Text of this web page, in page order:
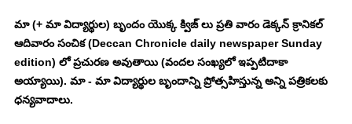
మా (+ మా విద్యార్థుల) బృందం యొక్క క్విజ్ లు ప్రతి వారం డెక్కన్ క్రానికల్
ఆదివారం సంచిక (Deccan Chronicle daily newspaper Sunday
edition) లో ప్రచురణ అవుతాయి (వందల సంఖ్యలో ఇప్పటిదాకా
అయ్యాయి). మా - మా విద్యార్థుల బృందాన్ని ప్రోత్సహిస్తున్న అన్ని పత్రికలకు
ధన్యవాదాలు.